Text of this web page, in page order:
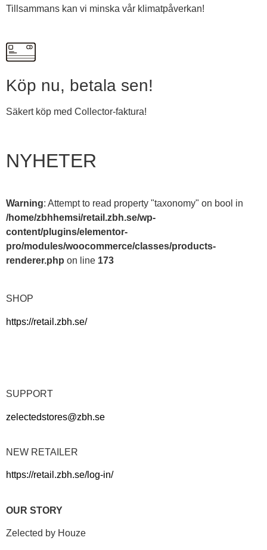
Tillsammans kan vi minska vår klimatpåverkan!
Köp nu, betala sen!
Säkert köp med Collector-faktura!
NYHETER
Warning: Attempt to read property "taxonomy" on bool in
/home/zbhhemsi/retail.zbh.se/wp-
content/plugins/elementor-
pro/modules/woocommerce/classes/products-
renderer.php on line 173
SHOP
https://retail.zbh.se/
SUPPORT
zelectedstores@zbh.se
NEW RETAILER
https://retail.zbh.se/log-in/
OUR STORY
Zelected by Houze